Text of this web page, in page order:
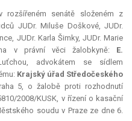
rozšířeném senátě složeném z
JUDr. Miluše Doškové, JUDr.
JUDr. Karla Šimky, JUDr. Marie
v právní věci žalobkyně: E.
advokátem se sídlem
Krajský úřad Středočeského
5, o žalobě proti rozhodnutí
2008/KUSK, v řízení o kasační
soudu v Praze ze dne 6.